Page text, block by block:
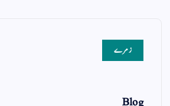
زمرے
Blog